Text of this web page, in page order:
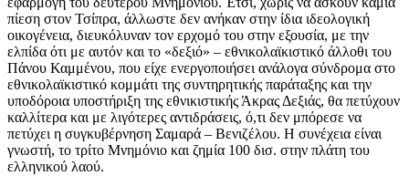
πίεση στον Τσίπρα, άλλωστε δεν ανήκαν στην ίδια ιδεολογική
οικογένεια, διευκόλυναν τον ερχομό του στην εξουσία, με την
ελπίδα ότι με αυτόν και το «δεξιό» – εθνικολαϊκιστικό άλλοθι του
Πάνου Καμμένου, που είχε ενεργοποιήσει ανάλογα σύνδρομα στο
εθνικολαϊκιστικό κομμάτι της συντηρητικής παράταξης και την
υποδόροια υποστήριξη της εθνικιστικής Άκρας Δεξιάς, θα πετύχουν
καλλίτερα και με λιγότερες αντιδράσεις, ό,τι δεν μπόρεσε να
πετύχει η συγκυβέρνηση Σαμαρά – Βενιζέλου. Η συνέχεια είναι
γνωστή, το τρίτο Μνημόνιο και ζημία 100 δισ. στην πλάτη του
ελληνικού λαού.